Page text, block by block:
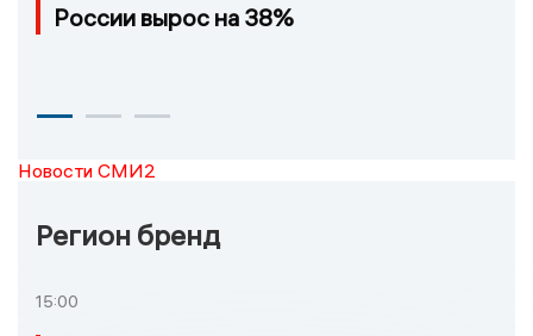
России вырос на 38%
Новости СМИ2
Регион бренд
15:00